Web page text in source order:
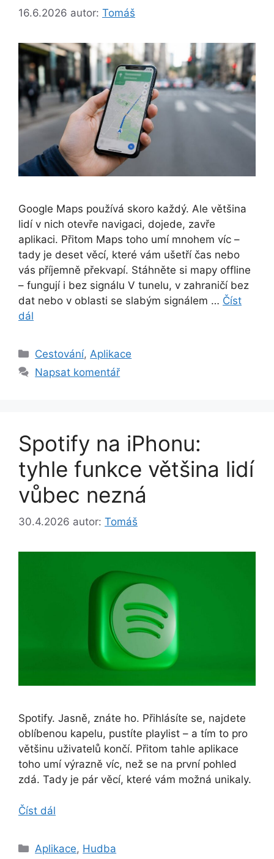
16.6.2026 autor: Tomáš
Google Maps používá skoro každý. Ale většina
lidí v nich otevře navigaci, dojede, zavře
aplikaci. Přitom Maps toho umí mnohem víc –
tady je deset věcí, které vám ušetří čas nebo
vás příjemně překvapí. Stáhněte si mapy offline
– fungují i bez signálu V tunelu, v zahraničí bez
dat nebo v oblasti se slabým signálem … Číst
dál
Rubriky
Cestování, Aplikace
Napsat komentář
Spotify na iPhonu:
tyhle funkce většina lidí
vůbec nezná
30.4.2026 autor: Tomáš
Spotify. Jasně, znáte ho. Přihlásíte se, najdete
oblíbenou kapelu, pustíte playlist – a tím to pro
většinu uživatelů končí. Přitom tahle aplikace
toho umí výrazně víc, než se na první pohled
zdá. Tady je pár věcí, které vám možná unikaly.
Číst dál
Rubriky
Aplikace, Hudba